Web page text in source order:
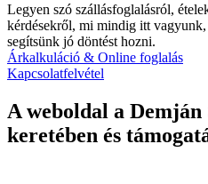
Legyen szó szállásfoglalásról,
kérdésekről, mi mindig itt
segítsünk jó döntést hozni.
Árkalkuláció & Online foglalás
Kapcsolatfelvétel
A weboldal a
keretében és